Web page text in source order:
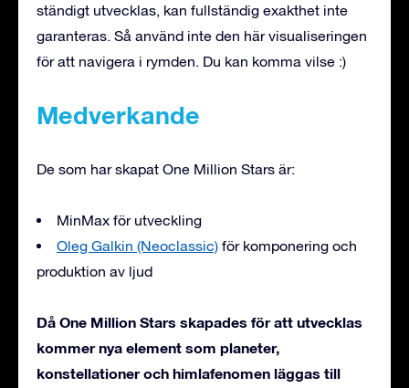
ständigt utvecklas, kan fullständig exakthet inte
garanteras. Så använd inte den här visualiseringen
för att navigera i rymden. Du kan komma vilse :)
Medverkande
De som har skapat One Million Stars är:
MinMax för utveckling
Oleg Galkin (Neoclassic) för komponering och
produktion av ljud
Då One Million Stars skapades för att utvecklas
kommer nya element som planeter,
konstellationer och himlafenomen läggas till